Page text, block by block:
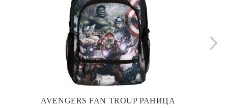
AVENGERS FAN TROUP РАНИЦА